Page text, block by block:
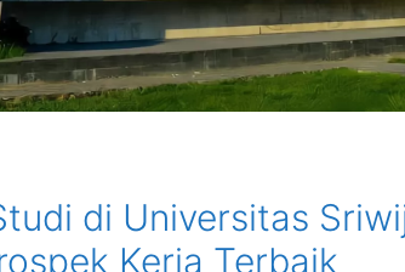
di Universitas
Kerja Terbaik